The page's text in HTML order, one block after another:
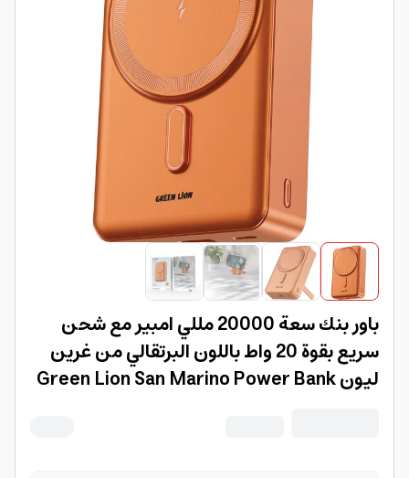
باور بنك سعة 20000 مللي امبير مع شحن
سريع بقوة 20 واط باللون البرتقالي من غرين
ليون Green Lion San Marino Power Bank